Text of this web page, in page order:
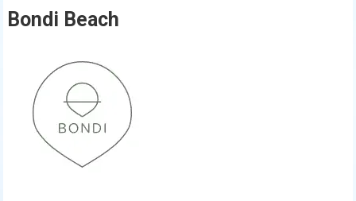
strandtenten
en
Nederland
Bondi Beach